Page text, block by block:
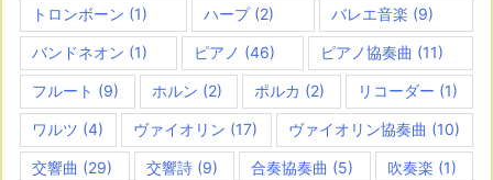
トロンボーン (1) ハープ(2) バレエ音楽 (9)
バンドネオン (1) ピアノ (46) ピアノ協奏曲 (11)
フルート (9) ホルン (2) ポルカ (2) リコーダー (1)
ワルツ (4) ヴァイオリン (17) ヴァイオリン協奏曲 (10)
交響曲 (29) 交響詩(9) 合奏協奏曲 (5) 吹奏楽 (1)